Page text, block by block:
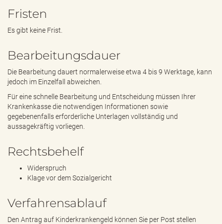
Fristen
Es gibt keine Frist.
Bearbeitungsdauer
Die Bearbeitung dauert normalerweise etwa 4 bis 9 Werktage, kann
jedoch im Einzelfall abweichen.
Für eine schnelle Bearbeitung und Entscheidung müssen Ihrer
Krankenkasse die notwendigen Informationen sowie
gegebenenfalls erforderliche Unterlagen vollständig und
aussagekräftig vorliegen.
Rechtsbehelf
Widerspruch
Klage vor dem Sozialgericht
Verfahrensablauf
Den Antrag auf Kinderkrankengeld können Sie per Post stellen